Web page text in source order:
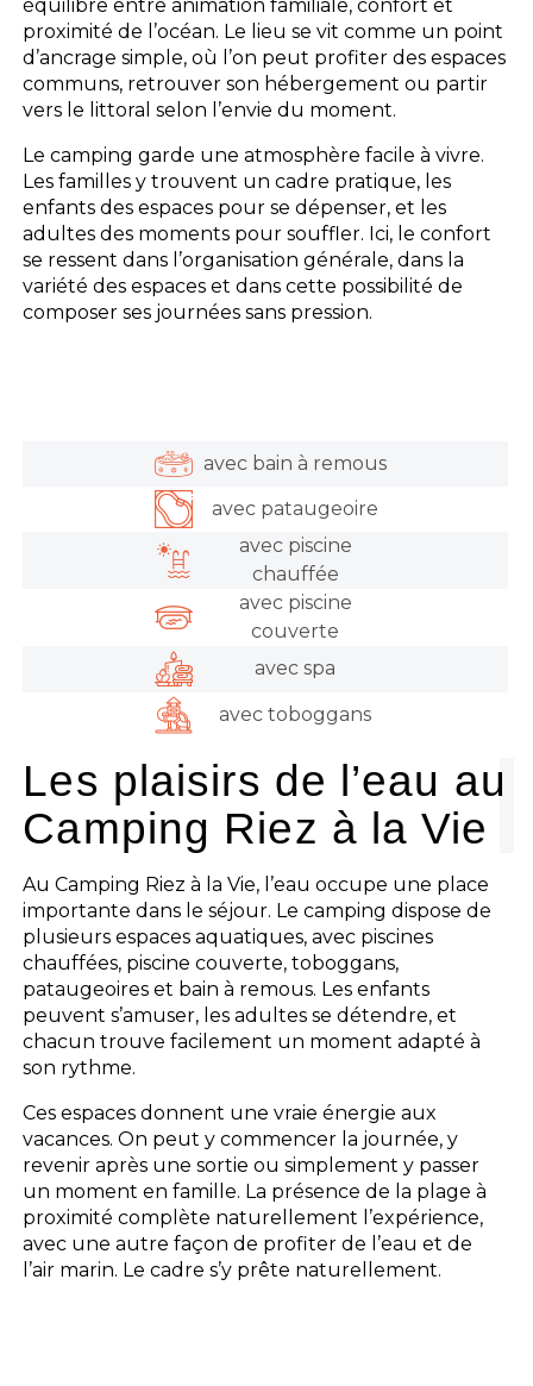
équilibre entre animation familiale, confort et
proximité de l’océan. Le lieu se vit comme un point
d’ancrage simple, où l’on peut profiter des espaces
communs, retrouver son hébergement ou partir
vers le littoral selon l’envie du moment.
Le camping garde une atmosphère facile à vivre.
Les familles y trouvent un cadre pratique, les
enfants des espaces pour se dépenser, et les
adultes des moments pour souffler. Ici, le confort
se ressent dans l’organisation générale, dans la
variété des espaces et dans cette possibilité de
composer ses journées sans pression.
avec bain à remous
avec pataugeoire
avec piscine
chauffée
avec piscine
couverte
avec spa
avec toboggans
Les plaisirs de l’eau au
Camping Riez à la Vie
Au Camping Riez à la Vie, l’eau occupe une place
importante dans le séjour. Le camping dispose de
plusieurs espaces aquatiques, avec piscines
chauffées, piscine couverte, toboggans,
pataugeoires et bain à remous. Les enfants
peuvent s’amuser, les adultes se détendre, et
chacun trouve facilement un moment adapté à
son rythme.
Ces espaces donnent une vraie énergie aux
vacances. On peut y commencer la journée, y
revenir après une sortie ou simplement y passer
un moment en famille. La présence de la plage à
proximité complète naturellement l’expérience,
avec une autre façon de profiter de l’eau et de
l’air marin. Le cadre s’y prête naturellement.